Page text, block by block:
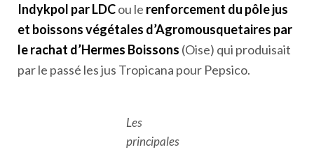
Indykpol par LDCou le renforcement du pôle jus
et boissons végétales d’Agromousquetaires par
le rachat d’Hermes Boissons (Oise) qui produisait
par le passé les jus Tropicana pour Pepsico.
Les
principales